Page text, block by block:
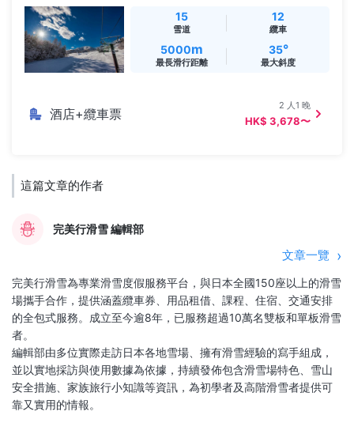
15
雪道
12
纜車
5000m
最長滑行距離
35°
最大斜度
酒店+纜車票
2 人1 晚
HK$ 3,678〜
這篇文章的作者
完美行滑雪 編輯部
文章一覽
完美行滑雪為專業滑雪度假服務平台，與日本全國150座以上的滑雪
場攜手合作，提供涵蓋纜車券、用品租借、課程、住宿、交通安排
的全包式服務。成立至今逾8年，已服務超過10萬名雙板和單板滑雪
者。
編輯部由多位實際走訪日本各地雪場、擁有滑雪經驗的寫手組成，
並以實地採訪與使用數據為依據，持續發佈包含滑雪場特色、雪山
安全措施、家族旅行小知識等資訊，為初學者及高階滑雪者提供可